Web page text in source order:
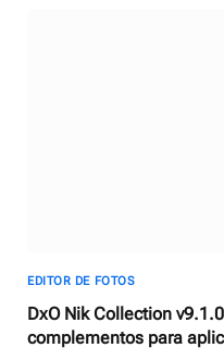
EDITOR DE FOTOS
DxO Nik Collection
complementos para